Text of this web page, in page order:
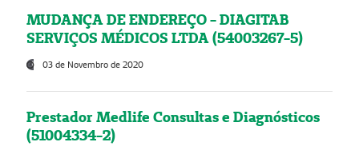
MUDANÇA DE ENDEREÇO - DIAGITAB
SERVIÇOS MÉDICOS LTDA (54003267-5)
03 de Novembro de 2020
Prestador Medlife Consultas e Diagnósticos
(51004334-2)